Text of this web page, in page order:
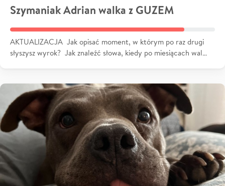
Szymaniak Adrian walka z GUZEM
AKTUALIZACJA Jak opisać moment, w którym po raz drugi
słyszysz wyrok? Jak znaleźć słowa, kiedy po miesiącach wal…